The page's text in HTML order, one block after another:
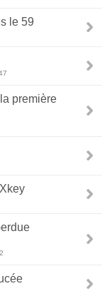
le 59
première